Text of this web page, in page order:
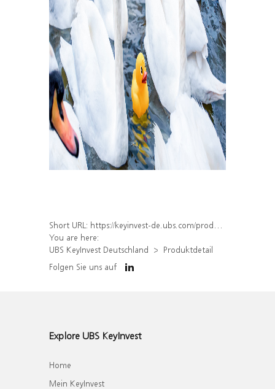
Short URL: https://keyinvest-de.ubs.com/produkt/detail/index/isin/DE000WA81B03
You are here:
UBS KeyInvest Deutschland
Produktdetail
Folgen Sie uns auf
Explore UBS KeyInvest
Home
Mein KeyInvest